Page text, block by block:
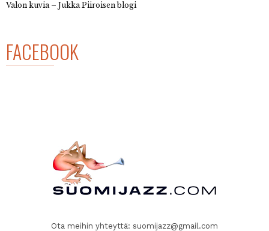
Valon kuvia – Jukka Piiroisen blogi
FACEBOOK
Ota meihin yhteyttä: suomijazz@gmail.com